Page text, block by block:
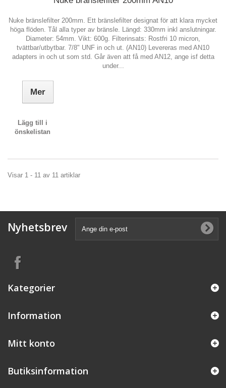
Nuke bränslefilter 200mm. Ett bränslefilter designat för att klara mycket
höga flöden. Tål alla typer av bränsle. Längd: 330mm inkl anslutningar.
Diameter: 54mm. Vikt: 600g. Filterinsats: Rostfri 10 micron,
tvättbar/utbytbar. 7/8" UNF in och ut. (AN10) Levereras med AN10
adapters in och ut som std. Går även att få med AN12, ange isf detta
under...
Mer
Lägg till i
önskelistan
Visar 1 - 11 av 11 artiklar
Nyhetsbrev
Kategorier
Information
Mitt konto
Butiksinformation